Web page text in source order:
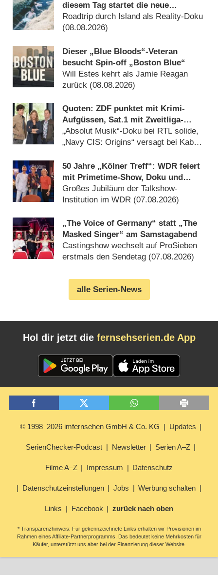
diesem Tag startet die neue
Sendung des Entertainer-Duos
Roadtrip durch Island als Reality-Doku
(08.08.2026)
Dieser „Blue Bloods“-Veteran
besucht Spin-off „Boston Blue“
Will Estes kehrt als Jamie Reagan
zurück (08.08.2026)
Quoten: ZDF punktet mit Krimi-
Aufgüssen, Sat.1 mit Zweitliga-
Auftakt
„Absolut Musik“-Doku bei RTL solide,
„Navy CIS: Origins“ versagt bei Kabel
50 Jahre „Kölner Treff“: WDR feiert
mit Primetime-Show, Doku und
Rückblicken
Großes Jubiläum der Talkshow-
Institution im WDR (07.08.2026)
„The Voice of Germany“ statt „The
Masked Singer“ am Samstagabend
Castingshow wechselt auf ProSieben
erstmals den Sendetag (07.08.2026)
alle Serien-News
Hol dir jetzt die fernsehserien.de App
© 1998–2026 imfernsehen GmbH & Co. KG Updates
SerienChecker-Podcast Newsletter Serien A–Z
Filme A–Z Impressum Datenschutz
Datenschutzeinstellungen Jobs Werbung schalten
Links Facebook zurück nach oben
* Transparenzhinweis: Für gekennzeichnete Links erhalten wir Provisionen im
Rahmen eines Affiliate-Partnerprogramms. Das bedeutet keine Mehrkosten für
Käufer, unterstützt uns aber bei der Finanzierung dieser Website.